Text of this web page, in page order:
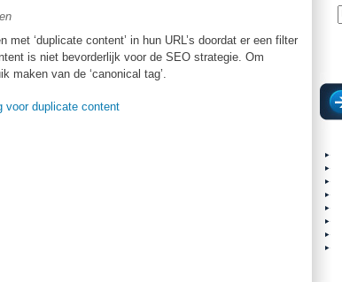
‘duplicate content’ in hun URL’s doordat er een filter
is niet bevorderlijk voor de SEO strategie. Om
maken van de ‘canonical tag’.
voor duplicate content